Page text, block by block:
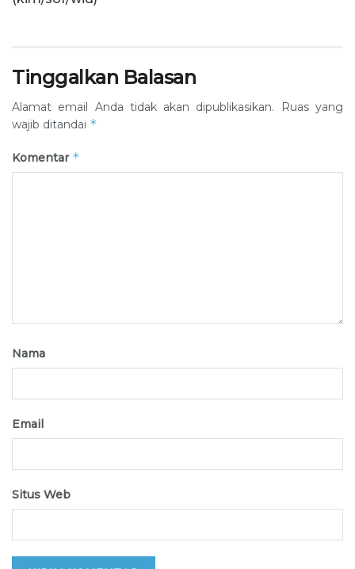
Tinggalkan Balasan
Alamat email Anda tidak akan dipublikasikan.
Ruas yang
wajib ditandai *
Komentar *
Nama
Email
Situs Web